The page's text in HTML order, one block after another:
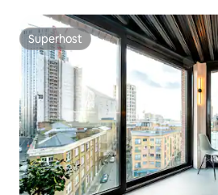
Superhost
Superhost